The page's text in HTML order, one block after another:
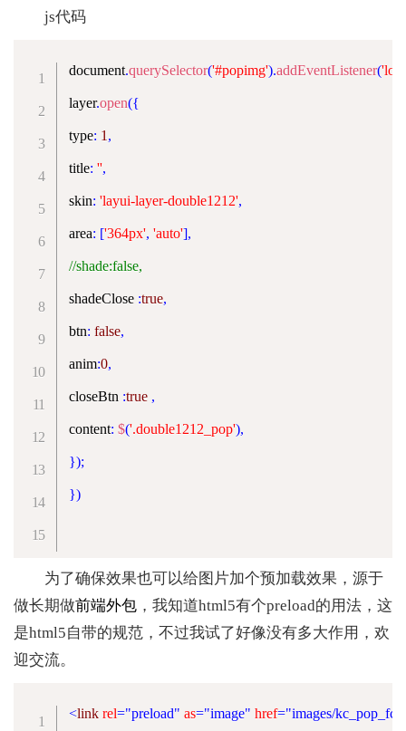
js代码
document.querySelector('#popimg').addEventListener(
layer.open({
type: 1 ,
title: '',
skin: 'layui-layer-double1212',
area: ['364px', 'auto'],
//shade:false,
shadeClose :true,
btn: false,
anim:0,
closeBtn :true ,
content: $('.double1212_pop'),
});
})
为了确保效果也可以给图片加个预加载效果，源于
做长期做前端外包 ，我知道html5有个preload的用法，这
是html5自带的规范，不过我试了好像没有多大作用，欢
迎交流。
<link rel="preload" as="image" href="images/